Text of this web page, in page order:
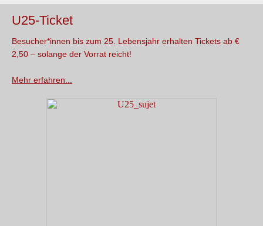
U25-Ticket
Besucher*innen bis zum 25. Lebensjahr erhalten Tickets ab €
2,50 – solange der Vorrat reicht!
Mehr erfahren...